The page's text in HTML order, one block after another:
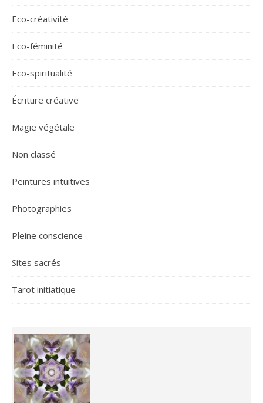
Eco-créativité
Eco-féminité
Eco-spiritualité
Écriture créative
Magie végétale
Non classé
Peintures intuitives
Photographies
Pleine conscience
Sites sacrés
Tarot initiatique